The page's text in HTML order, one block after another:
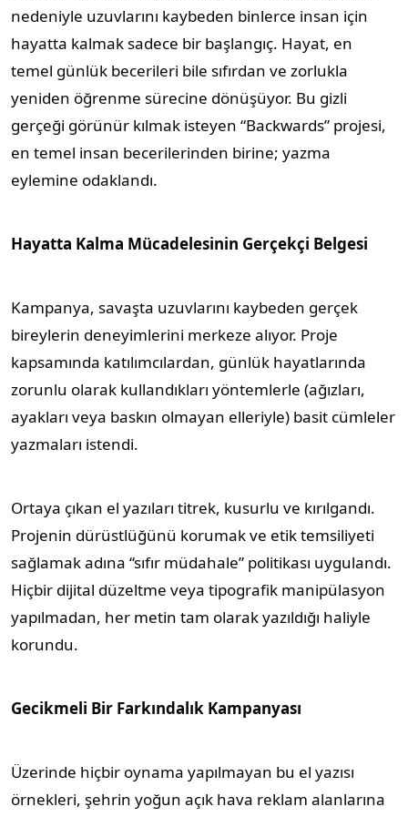
nedeniyle uzuvlarını kaybeden binlerce insan için
hayatta kalmak sadece bir başlangıç. Hayat, en
temel günlük becerileri bile sıfırdan ve zorlukla
yeniden öğrenme sürecine dönüşüyor. Bu gizli
gerçeği görünür kılmak isteyen “Backwards” projesi,
en temel insan becerilerinden birine; yazma
eylemine odaklandı.
Hayatta Kalma Mücadelesinin Gerçekçi Belgesi
Kampanya, savaşta uzuvlarını kaybeden gerçek
bireylerin deneyimlerini merkeze alıyor. Proje
kapsamında katılımcılardan, günlük hayatlarında
zorunlu olarak kullandıkları yöntemlerle (ağızları,
ayakları veya baskın olmayan elleriyle) basit cümleler
yazmaları istendi.
Ortaya çıkan el yazıları titrek, kusurlu ve kırılgandı.
Projenin dürüstlüğünü korumak ve etik temsiliyeti
sağlamak adına “sıfır müdahale” politikası uygulandı.
Hiçbir dijital düzeltme veya tipografik manipülasyon
yapılmadan, her metin tam olarak yazıldığı haliyle
korundu.
Gecikmeli Bir Farkındalık Kampanyası
Üzerinde hiçbir oynama yapılmayan bu el yazısı
örnekleri, şehrin yoğun açık hava reklam alanlarına